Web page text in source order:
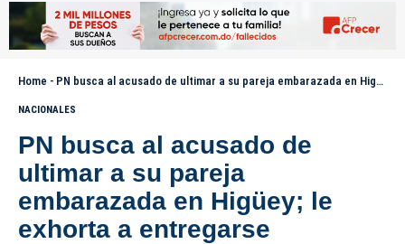
Home - PN busca al acusado de ultimar a su pareja embarazada en Higüey; le exhorta a entregarse
NACIONALES
PN busca al acusado de
ultimar a su pareja
embarazada en Higüey; le
exhorta a entregarse